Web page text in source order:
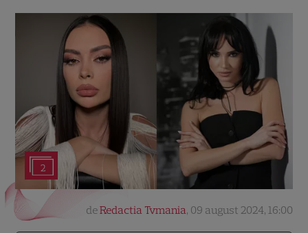
2
deRedactia Tvmania, 09 august 2024, 16:00